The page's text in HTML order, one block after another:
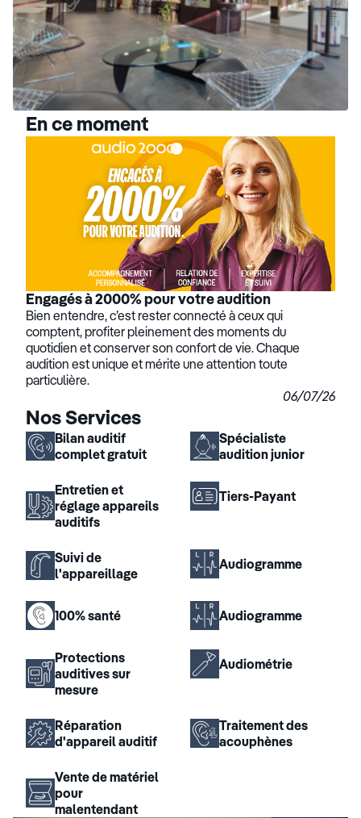
En ce moment
Engagés à 2000% pour votre audition
Bien entendre, c’est rester connecté à ceux qui
comptent, profiter pleinement des moments du
quotidien et conserver son confort de vie. Chaque
audition est unique et mérite une attention toute
particulière.
06/07/26
Nos Services
Bilan auditif
complet gratuit
Spécialiste
audition junior
Entretien et
réglage appareils
auditifs
Tiers-Payant
Suivi de
l'appareillage
Audiogramme
100% santé Audiogramme
Protections
auditives sur
mesure
Audiométrie
Réparation
d'appareil auditif
Traitement des
acouphènes
Vente de matériel
pour
malentendant